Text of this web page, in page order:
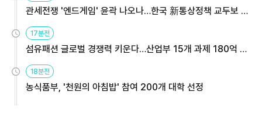
관세전쟁 '엔드게임' 윤곽 나오나…한국 新통상정책 교두보 활
17분전
섬유패션 글로벌 경쟁력 키운다…산업부 15개 과제 180억 지
18분전
농식품부, '천원의 아침밥' 참여 200개 대학 선정